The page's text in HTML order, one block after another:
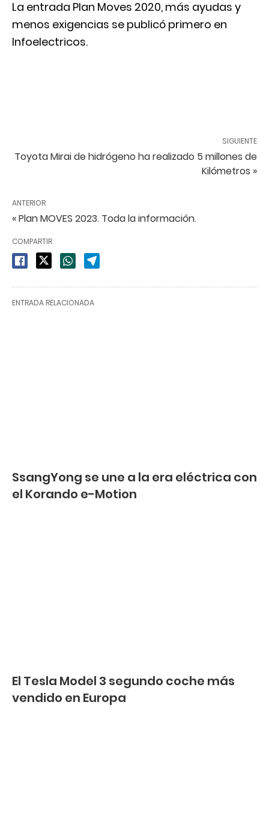
La entrada Plan Moves 2020, más ayudas y
menos exigencias se publicó primero en
Infoelectricos.
SIGUIENTE
Toyota Mirai de hidrógeno ha realizado 5 millones de
Kilómetros »
ANTERIOR
« Plan MOVES 2023. Toda la información.
COMPARTIR
ENTRADA RELACIONADA
SsangYong se une a la era eléctrica con
el Korando e-Motion
El Tesla Model 3 segundo coche más
vendido en Europa